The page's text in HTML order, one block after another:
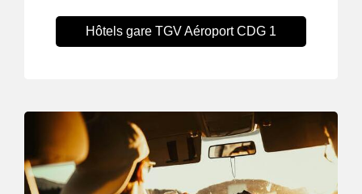
Hôtels gare TGV Aéroport CDG 1